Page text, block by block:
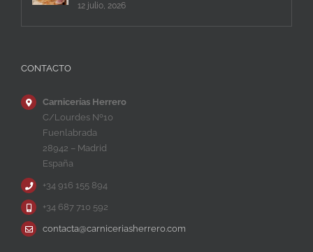
12 julio, 2026
CONTACTO
Carnicerías Herrero
C/Lourdes Nº10
Fuenlabrada
28942 – Madrid
España
+34 916 155 894
+34 687 710 592
contacta@carniceriasherrero.com